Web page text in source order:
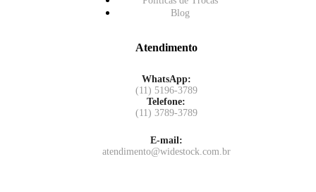
Blog
Atendimento
WhatsApp:
(11) 5196-3789
Telefone:
(11) 3789-3789
E-mail:
atendimento@widestock.com.br